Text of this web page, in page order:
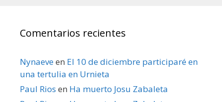
Comentarios recientes
Nynaeveen El 10 de diciembre participaré en
una tertulia en Urnieta
Paul Rios en Ha muerto Josu Zabaleta